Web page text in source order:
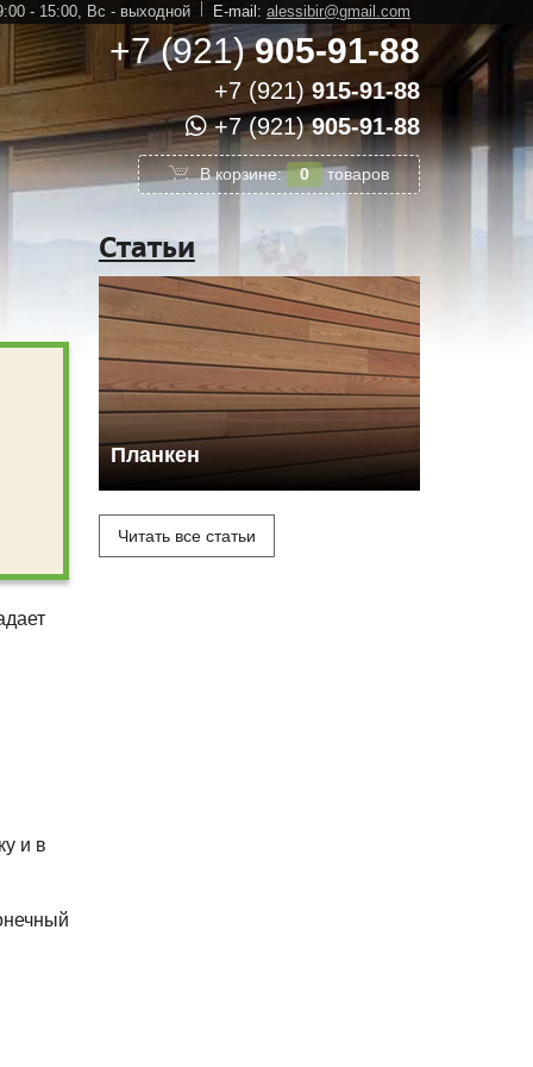
- 15:00, Вс - выходной E-mail: alessibir@gmail.com
+7 (921)905-91-88
+7 (921)915-91-88
+7 (921)905-91-88
В корзине: 0 товаров
и в
Статьи
Планкен
Читать все статьи